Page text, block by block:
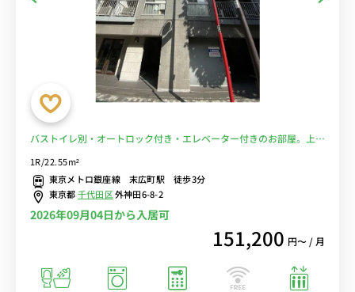
バストイレ別・オートロック付き・エレベーター付きのお部屋。上野
1R/22.55m²
東京メトロ銀座線 末広町駅 徒歩3分
東京都千代田区外神田6-8-2
2026年09月04日から入居可
151,200 円〜 / 月